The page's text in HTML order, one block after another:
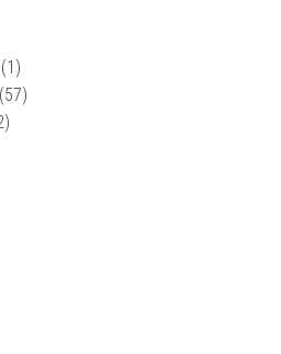
(1)
(57)